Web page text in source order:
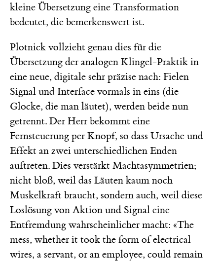
kleine Übersetzung eine Transformation
bedeutet, die bemerkenswert ist.
Plotnick vollzieht genau dies für die
Übersetzung der analogen Klingel-Praktik in
eine neue, digitale sehr präzise nach: Fielen
Signal und Interface vormals in eins (die
Glocke, die man läutet), werden beide nun
getrennt. Der Herr bekommt eine
Fernsteuerung per Knopf, so dass Ursache und
Effekt an zwei unterschiedlichen Enden
auftreten. Dies verstärkt Machtasymmetrien;
nicht bloß, weil das Läuten kaum noch
Muskelkraft braucht, sondern auch, weil diese
Loslösung von Aktion und Signal eine
Entfremdung wahrscheinlicher macht: «The
mess, whether it took the form of electrical
wires, a servant, or an employee, could remain